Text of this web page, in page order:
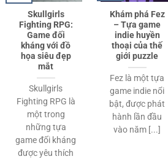
Skullgirls
Fighting RPG:
Game đối
kháng với đồ
họa siêu đẹp
mắt
Skullgirls
Fighting RPG là
một trong
những tựa
game đối kháng
được yêu thích
Khám phá Fez
– Tựa game
indie huyền
thoại của thế
giới puzzle
Fez là một tựa
game indie nổi
bật, được phát
hành lần đầu
vào năm [...]